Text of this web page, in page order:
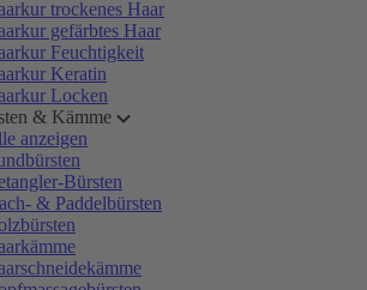
trockenes Haar
gefärbtes Haar
Feuchtigkeit
Keratin
Locken
& Kämme
anzeigen
Bürsten
& Paddelbürsten